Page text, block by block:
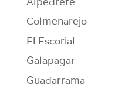
Colmenarejo
El Escorial
Galapagar
Guadarrama